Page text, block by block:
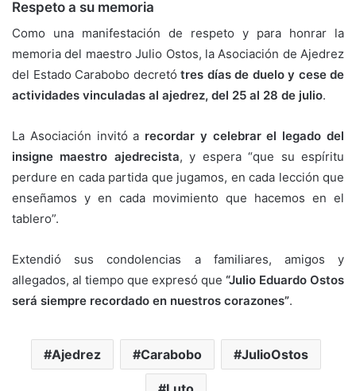
Respeto a su memoria
Como una manifestación de respeto y para honrar la
memoria del maestro Julio Ostos, la Asociación de Ajedrez
del Estado Carabobo decretó tres días de duelo y cese de
actividades vinculadas al ajedrez, del 25 al 28 de julio.
La Asociación invitó a recordar y celebrar el legado del
insigne maestro ajedrecista, y espera “que su espíritu
perdure en cada partida que jugamos, en cada lección que
enseñamos y en cada movimiento que hacemos en el
tablero”.
Extendió sus condolencias a familiares, amigos y
allegados, al tiempo que expresó que “Julio Eduardo Ostos
será siempre recordado en nuestros corazones”.
Ajedrez Carabobo JulioOstos